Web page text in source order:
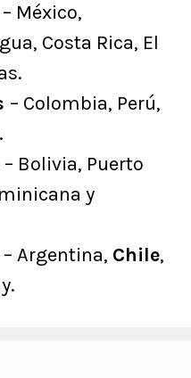
– México,
Costa Rica, El
– Colombia, Perú,
– Bolivia, Puerto
y
– Argentina, Chile,